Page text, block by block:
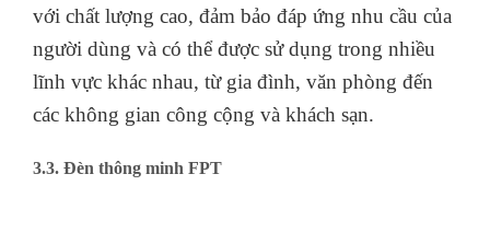
tính năng thông minh như điều khiển bằng giọng
nói, tương tác với các thiết bị điện tử thông minh
khác, hẹn giờ bật/tắt, tùy chỉnh màu sắc và độ
sáng theo ý muốn. Đèn có thể được điều khiển từ
điều khiển bằng giọng nói thông qua trợ lý ảo